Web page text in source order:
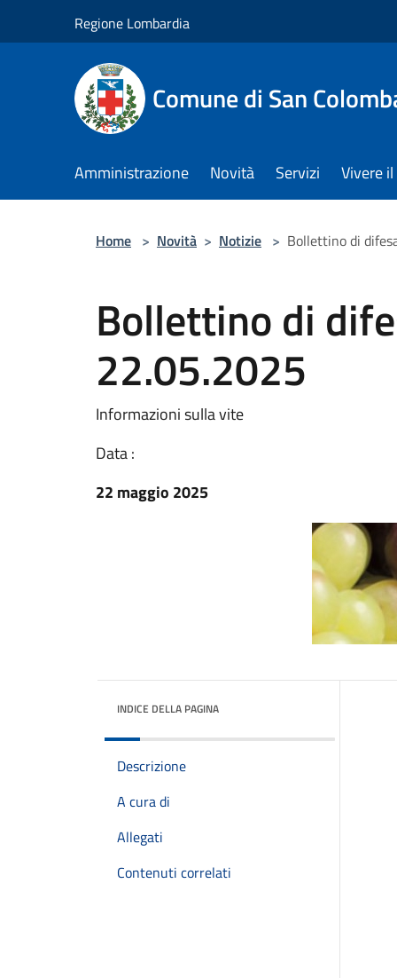
Regione Lombardia
Comune di San
Amministrazione Novità Servizi Vivere
Home > Novità > Notizie > Bollettino di
Bollettino di
22.05.2025
Informazioni sulla vite
Data :
22 maggio 2025
INDICE DELLA PAGINA
Descrizione
A cura di
Allegati
Contenuti correlati